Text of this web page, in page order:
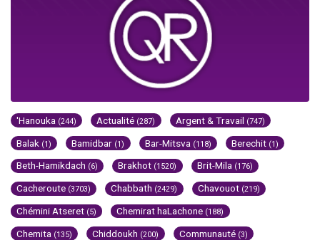
'Hanouka (244) Actualité (287) Argent & Travail (747)
Balak (1) Bamidbar (1) Bar-Mitsva (118) Berechit (1)
Beth-Hamikdach (6) Brakhot (1520) Brit-Mila (176)
Cacheroute (3703) Chabbath (2429) Chavouot (219)
Chémini Atseret (5) Chemirat haLachone (188)
Chemita (135) Chiddoukh (200) Communauté (3)